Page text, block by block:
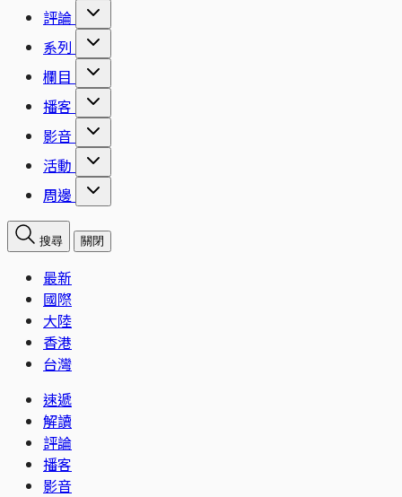
評論
系列
欄目
播客
影音
活動
周邊
搜尋 關閉
最新
國際
大陸
香港
台灣
速遞
解讀
評論
播客
影音